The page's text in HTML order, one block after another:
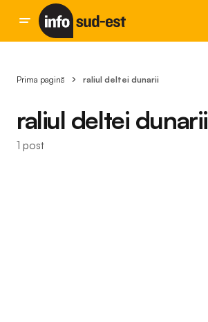
Prima pagină raliul deltei dunarii
raliul deltei dunarii
1 post